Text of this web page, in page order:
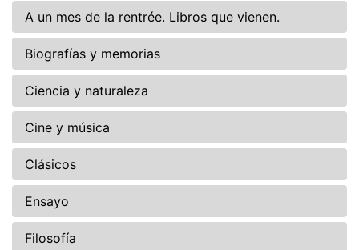
A un mes de la rentrée. Libros que vienen.
Biografías y memorias
Ciencia y naturaleza
Cine y música
Clásicos
Ensayo
Filosofía